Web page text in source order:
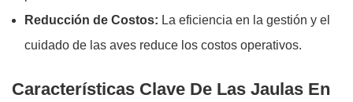
Reducción de Costos: La eficiencia en la gestión y el
cuidado de las aves reduce los costos operativos.
Características Clave De Las Jaulas En